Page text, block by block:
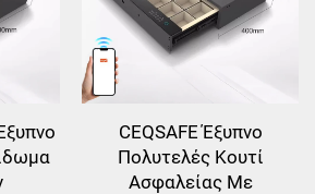
CEQSAFE Έξυπνο
Πολυτελές Κουτί
Ασφαλείας Με